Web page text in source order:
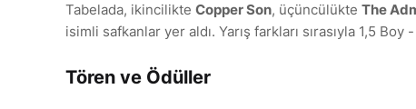
Tabelada, ikincilikte Copper Son, üçüncülükte The
isimli safkanlar yer aldı. Yarış farkları sırasıyla 1,5
Tören ve Ödüller